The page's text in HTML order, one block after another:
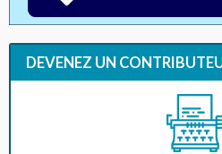
DEVENEZ UN